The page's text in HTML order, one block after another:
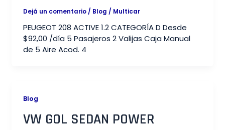
Dejá un comentario / Blog / Multicar
PEUGEOT 208 ACTIVE 1.2 CATEGORÍA D Desde
$92,00 /día 5 Pasajeros 2 Valijas Caja Manual
de 5 Aire Acod. 4
Blog
VW GOL SEDAN POWER